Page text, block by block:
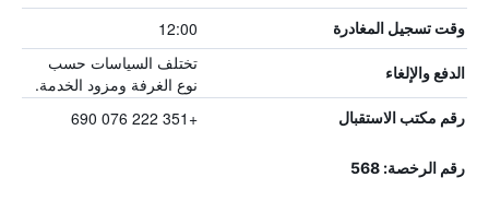
وقت تسجيل المغادرة 12:00
الدفع والإلغاء
تختلف السياسات حسب
نوع الغرفة ومزود الخدمة.
رقم مكتب الاستقبال +351 222 076 690
رقم الرخصة: 568